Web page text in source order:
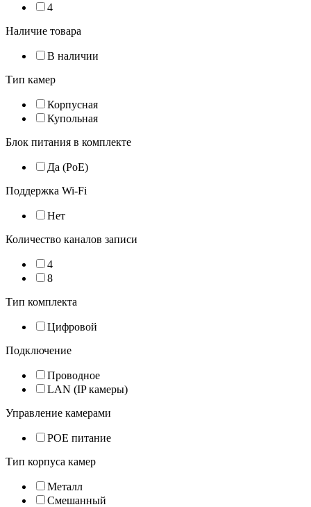
4
Наличие товара
В наличии
Тип камер
Корпусная
Купольная
Блок питания в комплекте
Да (PoE)
Поддержка Wi-Fi
Нет
Количество каналов записи
4
8
Тип комплекта
Цифровой
Подключение
Проводное
LAN (IP камеры)
Управление камерами
POE питание
Тип корпуса камер
Металл
Смешанный